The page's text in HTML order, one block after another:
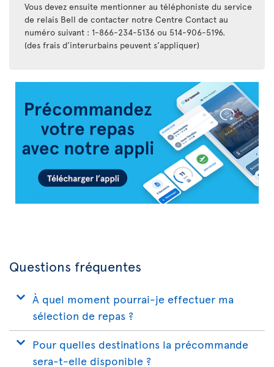
Vous devez ensuite mentionner au téléphoniste du service
de relais Bell de contacter notre Centre Contact au
numéro suivant : 1-866-234-5136 ou 514-906-5196.
(des frais d’interurbains peuvent s’appliquer)
Air
Transat
Questions fréquentes
À quel moment pourrai-je effectuer ma
sélection de repas ?
Pour quelles destinations la précommande
sera-t-elle disponible ?